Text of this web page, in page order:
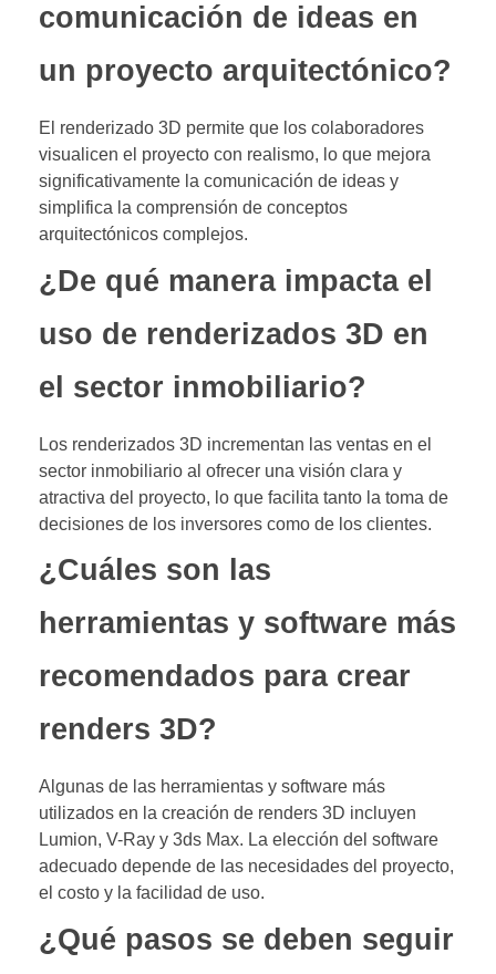
comunicación de ideas en
un proyecto arquitectónico?
El renderizado 3D permite que los colaboradores
visualicen el proyecto con realismo, lo que mejora
significativamente la comunicación de ideas y
simplifica la comprensión de conceptos
arquitectónicos complejos.
¿De qué manera impacta el
uso de renderizados 3D en
el sector inmobiliario?
Los renderizados 3D incrementan las ventas en el
sector inmobiliario al ofrecer una visión clara y
atractiva del proyecto, lo que facilita tanto la toma de
decisiones de los inversores como de los clientes.
¿Cuáles son las
herramientas y software más
recomendados para crear
renders 3D?
Algunas de las herramientas y software más
utilizados en la creación de renders 3D incluyen
Lumion, V-Ray y 3ds Max. La elección del software
adecuado depende de las necesidades del proyecto,
el costo y la facilidad de uso.
¿Qué pasos se deben seguir